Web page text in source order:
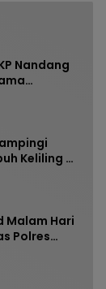
Nandang
Ruko
Keliling di
Malam Hari
Polres